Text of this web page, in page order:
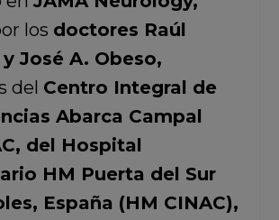
los doctores Raúl
José A. Obeso,
del Centro Integral de
Abarca Campal
del Hospital
HM Puerta del Sur
España (HM CINAC),